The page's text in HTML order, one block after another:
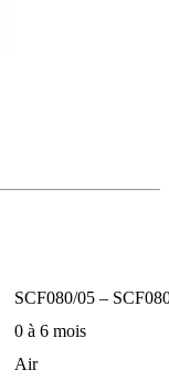
SCF080/05 –
0 à 6 mois
Air